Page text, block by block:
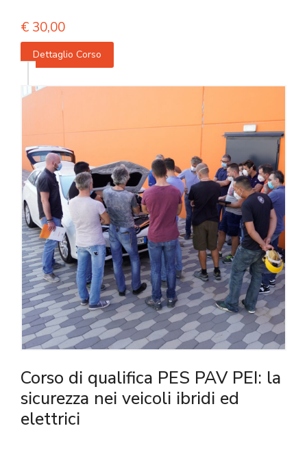
€ 30,00
Dettaglio Corso
Corso di qualifica PES PAV PEI: la
sicurezza nei veicoli ibridi ed
elettrici